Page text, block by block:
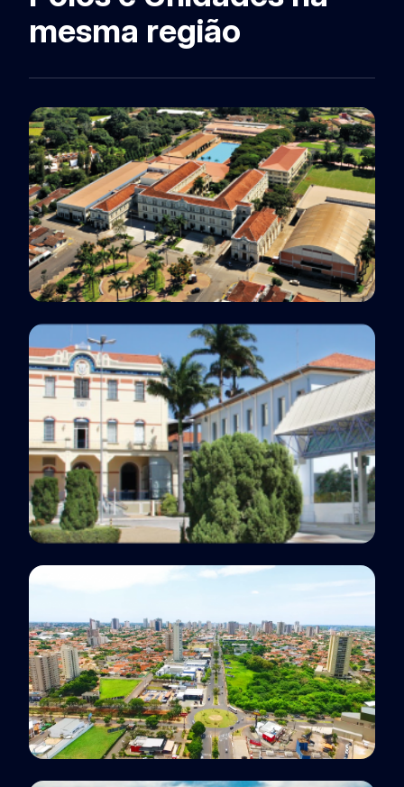
mesma região
Unidade
Batatais, SP
Rio Claro, SP